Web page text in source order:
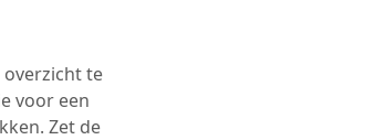
te
voor een
Zet de